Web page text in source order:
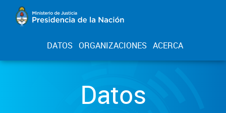
DATOS ORGANIZACIONES ACERCA
Datos